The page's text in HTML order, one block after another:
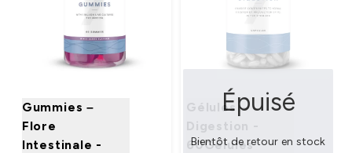
Gummies –
Flore
Intestinale -
Gélules –
Digestion -
60Gélules
Épuisé
Bientôt de retour en stock